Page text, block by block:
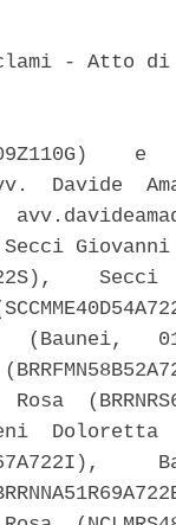
- Atto
e
Davide
Giovanni
(Baunei,
Rosa
Doloretta